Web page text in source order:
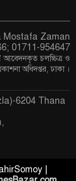
Mostafa Zaman
01711-954647
আবেদনকৃত চলচ্চিত্র ও
অধিদপ্তর, ঢাকা ।
6204 Thana
,
|